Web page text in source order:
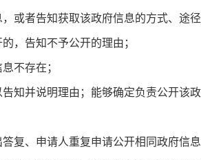
者告知获取该政府信息的方式、途径
告知不予公开的理由；
不存在；
并说明理由；能够确定负责公开该
、申请人重复申请公开相同政府信息